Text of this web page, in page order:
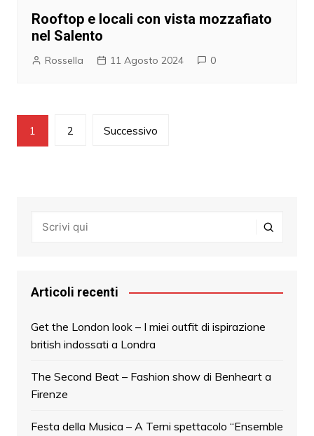
Rooftop e locali con vista mozzafiato
nel Salento
Rossella 11 Agosto 2024 0
Navigazione
articoli
1 2 Successivo
Articoli recenti
Get the London look – I miei outfit di ispirazione
british indossati a Londra
The Second Beat – Fashion show di Benheart a
Firenze
Festa della Musica – A Terni spettacolo “Ensemble